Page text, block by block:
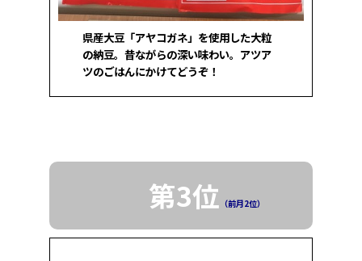
県産大豆「アヤコガネ」を使用した大粒
の納豆。昔ながらの深い味わい。アツア
ツのごはんにかけてどうぞ！
第3位 （前月2位）